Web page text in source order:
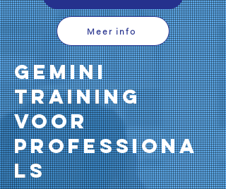
Meer info
Gemini
Training
voor
professiona
ls